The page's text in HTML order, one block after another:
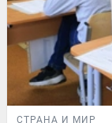
СТРАНА И МИР